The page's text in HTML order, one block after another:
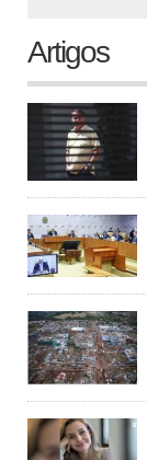
Artigos